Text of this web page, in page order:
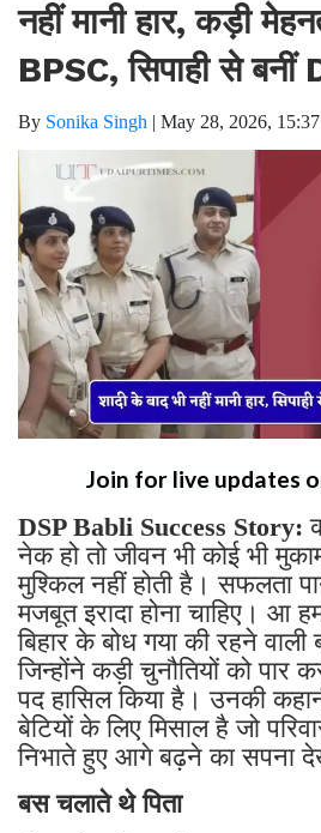
नहीं मानी हार, कड़ी
BPSC, सिपाही से बनीं
By Sonika Singh | May 28, 2026,
Join for live updates
DSP Babli Success Story:
नेक हो तो जीवन भी कोई भी
मुश्किल नहीं होती है। सफलता
मजबूत इरादा होना चाहिए। आ
बिहार के बोध गया की रहने वाली
जिन्होंने कड़ी चुनौतियों को पार
पद हासिल किया है। उनकी
बेटियों के लिए मिसाल है जो
निभाते हुए आगे बढ़ने का सपना
बस चलाते थे पिता